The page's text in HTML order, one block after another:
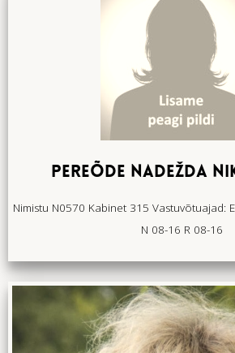
PEREÕDE NADEŽDA
Nimistu N0570 Kabinet 315 Vastuvõtuajad:
N 08-16 R 08-16